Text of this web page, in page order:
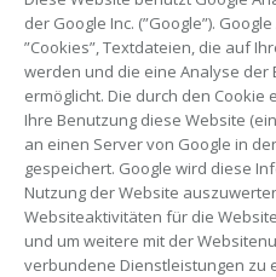
der Google Inc. (”Google”).
”Cookies”, Textdateien, die auf
werden und die eine Analyse der
ermöglicht. Die durch den
Ihre Benutzung diese Website
an einen Server von Google in
gespeichert. Google wird diese
Nutzung der Website
Websiteaktivitäten für die
und um weitere mit der
verbundene Dienstleistungen zu